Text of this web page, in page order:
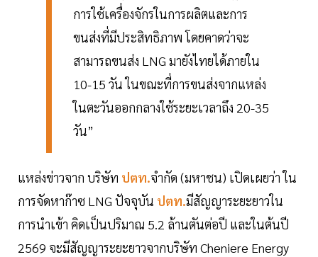
การใช้เครื่องจักรในการผลิตและการ
ขนส่งที่มีประสิทธิภาพ โดยคาดว่าจะ
สามารถขนส่ง LNG มายังไทยได้ภายใน
10-15 วัน ในขณะที่การขนส่งจากแหล่ง
ในตะวันออกกลางใช้ระยะเวลาถึง 20-35
วัน”
แหล่งข่าวจาก บริษัท ปตท.จำกัด (มหาชน) เปิดเผยว่า ใน
การจัดหาก๊าซ LNG ปัจจุบัน ปตท.มีสัญญาระยะยาวใน
การนำเข้า คิดเป็นปริมาณ 5.2 ล้านตันต่อปี และในต้นปี
2569 จะมีสัญญาระยะยาวจากบริษัท Cheniere Energy